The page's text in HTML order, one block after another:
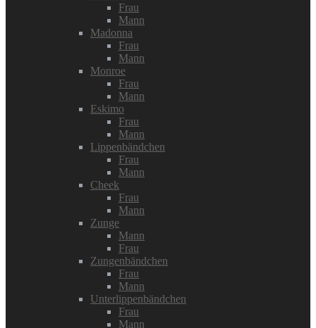
Frau
Mann
Madonna
Frau
Mann
Monroe
Frau
Mann
Eskimo
Frau
Mann
Lippenbändchen
Frau
Mann
Cheek
Frau
Mann
Zunge
Mann
Frau
Zungenbändchen
Frau
Mann
Unterlippenbändchen
Frau
Mann